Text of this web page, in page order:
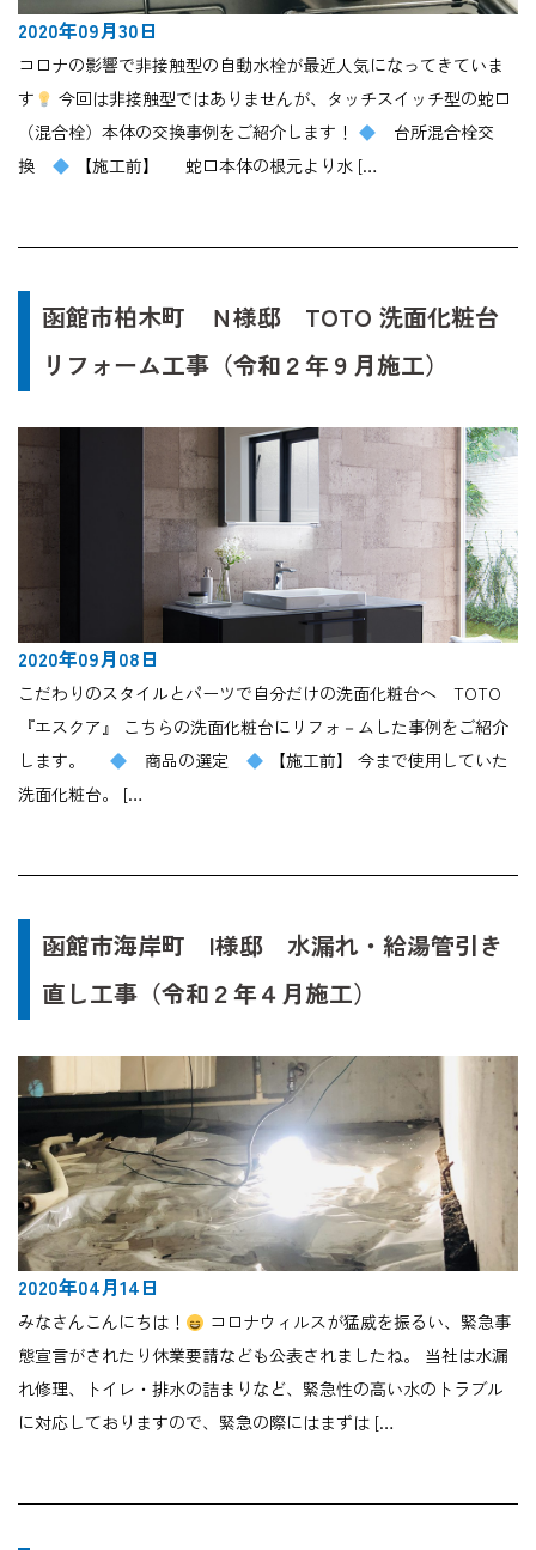
2020年09月30日
コロナの影響で非接触型の自動水栓が最近人気になってきていま
す
今回は非接触型ではありませんが、タッチスイッチ型の蛇口
（混合栓）本体の交換事例をご紹介します！
台所混合栓交
換
【施工前】 蛇口本体の根元より水 […
函館市柏木町 Ｎ様邸 TOTO 洗面化粧台
リフォーム工事（令和２年９月施工）
2020年09月08日
こだわりのスタイルとパーツで自分だけの洗面化粧台へ TOTO
『エスクア』 こちらの洗面化粧台にリフォ－ムした事例をご紹介
します。
商品の選定
【施工前】 今まで使用していた
洗面化粧台。 […
函館市海岸町 I様邸 水漏れ・給湯管引き
直し工事（令和２年４月施工）
2020年04月14日
みなさんこんにちは！
コロナウィルスが猛威を振るい、緊急事
態宣言がされたり休業要請なども公表されましたね。 当社は水漏
れ修理、トイレ・排水の詰まりなど、緊急性の高い水のトラブル
に対応しておりますので、緊急の際にはまずは […